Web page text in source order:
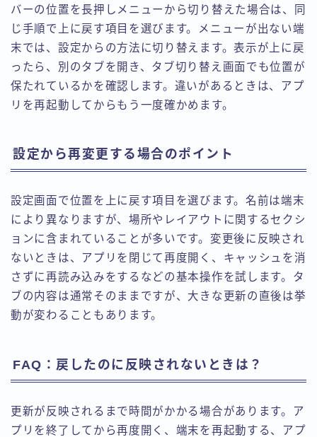
バーの位置を長押しメニューから切り替えた場合は、同
じ手順で上に戻す項目を選びます。メニューが出ない端
末では、設定からの方法に切り替えます。表示が上に戻
ったら、別のタブを開き、タブ切り替え画面でも位置が
保たれているかを確認します。違いがあるときは、アプ
リを再起動してからもう一度確かめます。
設定から再変更する場合のポイント
設定画面で位置を上に戻す項目を選びます。名前は端末
により異なりますが、場所やレイアウトに関するセクシ
ョンに含まれていることが多いです。変更後に反映され
ないときは、アプリを閉じて再度開く、キャッシュを消
さずに再読み込みをするなどの基本操作を試します。タ
ブの内容は通常そのままですが、大きな更新の直後は挙
動が変わることもあります。
FAQ：戻したのに反映されないときは？
更新が反映されるまで時間がかかる場合があります。ア
プリを終了してから再度開く、端末を再起動する、アプ